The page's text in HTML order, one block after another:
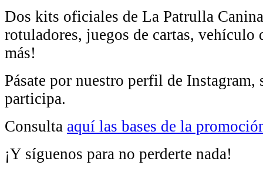
Dos kits oficiales de La Patrulla
rotuladores, juegos de cartas, vehículo
más!
Pásate por nuestro perfil de Instagram,
participa.
Consulta aquí las bases de la
¡Y síguenos para no perderte nada!